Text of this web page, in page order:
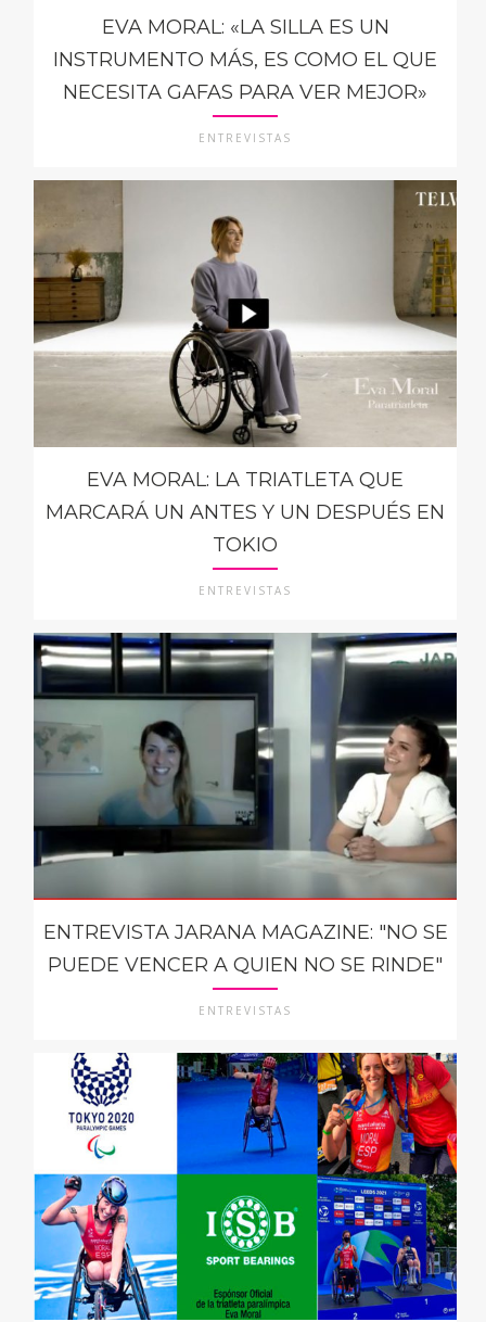
EVA MORAL: «LA SILLA ES UN
INSTRUMENTO MÁS, ES COMO EL QUE
NECESITA GAFAS PARA VER MEJOR»
ENTREVISTAS
EVA MORAL: LA TRIATLETA QUE
MARCARÁ UN ANTES Y UN DESPUÉS EN
TOKIO
ENTREVISTAS
ENTREVISTA JARANA MAGAZINE: "NO SE
PUEDE VENCER A QUIEN NO SE RINDE"
ENTREVISTAS